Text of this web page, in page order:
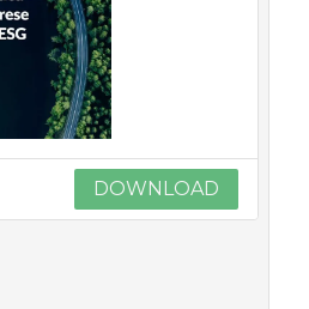
DOWNLOAD